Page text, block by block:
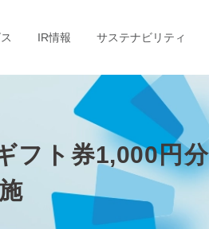
IR情報 サステナビリティ
フト券1,000円分